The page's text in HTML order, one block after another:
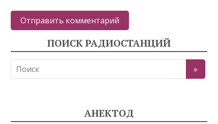
ПОИСК РАДИОСТАНЦИЙ
АНЕКТОД